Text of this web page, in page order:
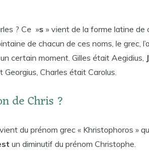
? Ce »s » vient de la forme latine de
de chacun de ces noms, le grec,
certain moment. Gilles était Aegidius,
Georgius, Charles était Carolus.
de Chris ?
vient du prénom grec « Khristophoros »
un diminutif du prénom Christophe.